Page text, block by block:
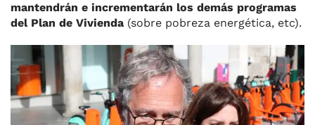
mantendrán e incrementarán los demás programas
del Plan de Vivienda (sobre pobreza energética, etc).